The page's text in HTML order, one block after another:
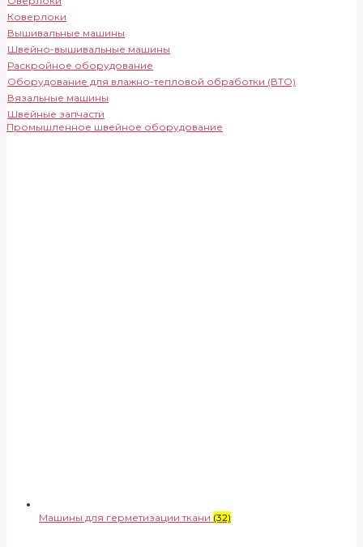
Коверлоки
Вышивальные машины
Швейно-вышивальные машины
Раскройное оборудование
Оборудование для влажно-тепловой обработки (ВТО)
Вязальные машины
Швейные запчасти
Промышленное швейное оборудование
Машины для герметизации ткани (32)